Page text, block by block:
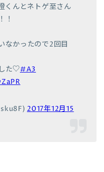
くんとネトゲ至さん
！
なかったので2回目
た♡#A3
2017年12月15